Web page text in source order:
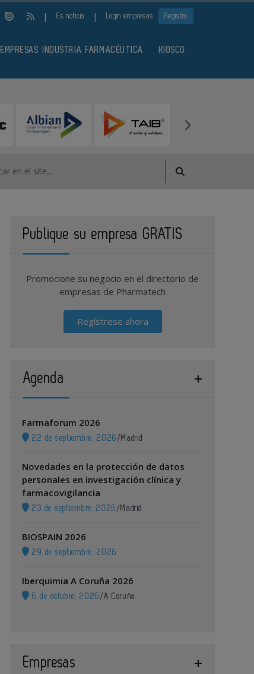
| Es noticia | Login empresas Registro
EMPRESAS INDUSTRIA FARMACÉUTICA KIOSCO
Publique su empresa GRATIS
Promocione su negocio en el directorio de
empresas de Pharmatech
Regístrese ahora
Agenda
Farmaforum 2026
22 de septiembre, 2026 / Madrid
Novedades en la protección de datos
personales en investigación clínica y
farmacovigilancia
23 de septiembre, 2026 / Madrid
BIOSPAIN 2026
29 de septiembre, 2026
Iberquimia A Coruña 2026
6 de octubre, 2026 /A Coruña
Empresas